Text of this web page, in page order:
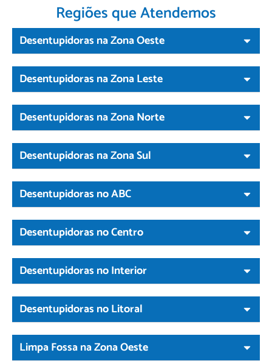
Regiões que Atendemos
Desentupidoras na Zona Oeste
Desentupidoras na Zona Leste
Desentupidoras na Zona Norte
Desentupidoras na Zona Sul
Desentupidoras no ABC
Desentupidoras no Centro
Desentupidoras no Interior
Desentupidoras no Litoral
Limpa Fossa na Zona Oeste